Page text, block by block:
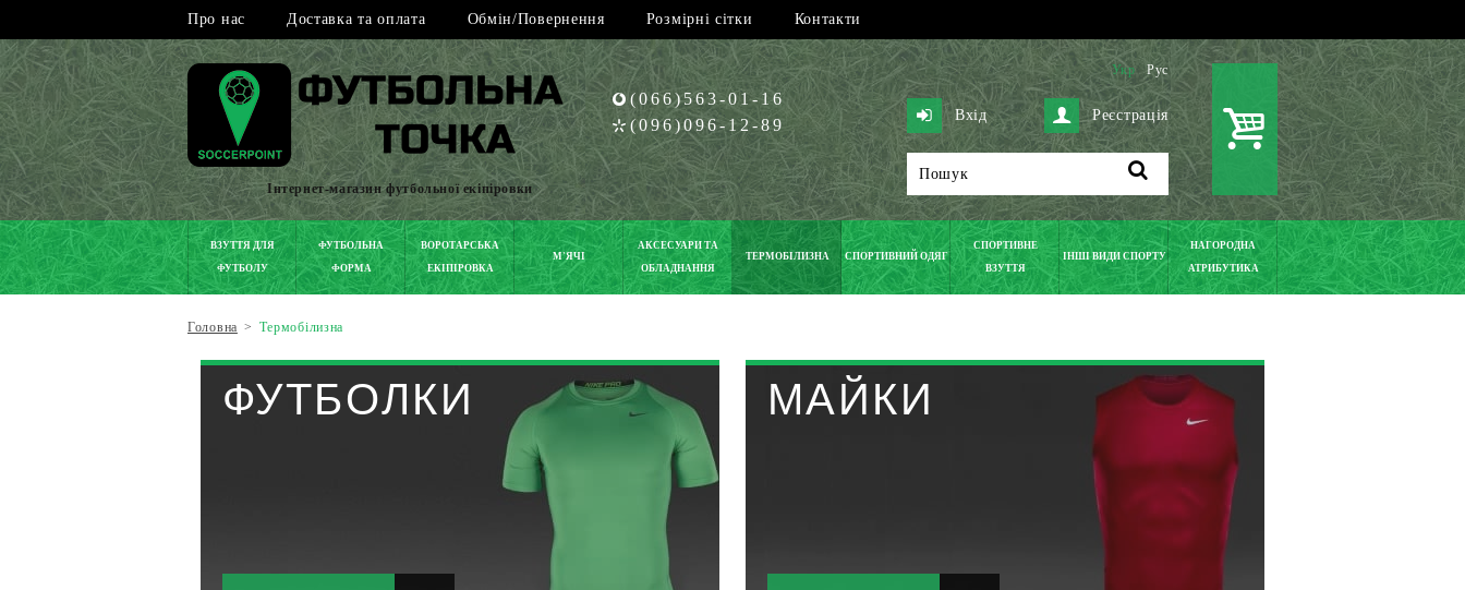
Про нас Доставка та оплата Обмін/Повернення Розмірні сітки Контакти
Інтернет-магазин футбольної екіпіровки
(066)563-01-16
(096)096-12-89
Укр Рус
Вхід Реєстрація
ВЗУТТЯ ДЛЯ
ФУТБОЛУ
ФУТБОЛЬНА
ФОРМА
ВОРОТАРСЬКА
ЕКІПІРОВКА
М'ЯЧІ
АКСЕСУАРИ ТА
ОБЛАДНАННЯ
ТЕРМОБІЛИЗНА СПОРТИВНИЙ ОДЯГ
СПОРТИВНЕ
ВЗУТТЯ
ІНШІ ВИДИ СПОРТУ
НАГОРОДНА
АТРИБУТИКА
Головна > Термобілизна
ФУТБОЛКИ МАЙКИ